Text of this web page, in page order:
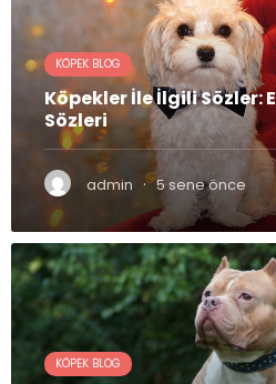
KÖPEK BLOG
Köpekler İle İlgili Sözler:
Sözleri
admin · 5 sene önce
KÖPEK BLOG